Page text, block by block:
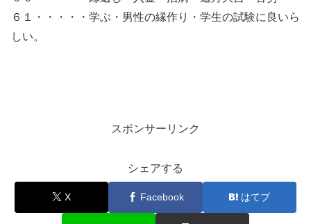
６１・・・・・学ぶ・男性の縁作り・学生の試験に良いら
しい。
スポンサーリンク
シェアする
X Facebook はてブ